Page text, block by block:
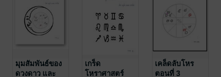
มุมสัมพันธ์ของ
ดวงดาว และ
เกร็ด
โหราศาสตร์
เคล็ดลับโหร
ตอนที่ 3